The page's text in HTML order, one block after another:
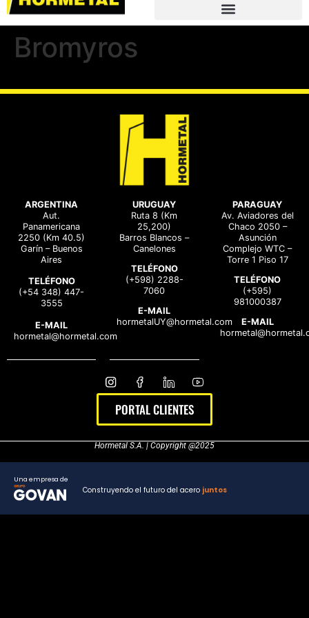
Bromyros
ARGENTINA
Aut.
Panamericana
2250 (Km 40.5)
Garín – Buenos
Aires
TELÉFONO
(+54 348) 447-
3555
E-MAIL
hormetal@hormetal.com
URUGUAY
Ruta 8 (Km
25,200)
Barros Blancos –
Canelones
TELÉFONO
(+598) 2288-
7060
E-MAIL
hormetalUY@hormetal.com
PARAGUAY
Av. Aviadores del
Chaco 2050 –
Asunción
Complejo WTC –
Torre 1 Piso 17
TELÉFONO
(+595)
981000387
E-MAIL
PORTAL CLIENTES
Hormetal S.A. | Copyright @2025
Una empresa de
Construyendo el futuro del acero juntos